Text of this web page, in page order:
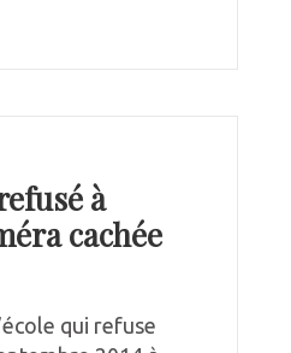
à
cachée
qui refuse